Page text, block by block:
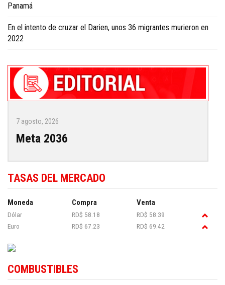
Panamá
En el intento de cruzar el Darien, unos 36 migrantes murieron en
2022
7 agosto, 2026
Meta 2036
TASAS DEL MERCADO
Moneda Compra Venta
Dólar RD$ 58.18
RD$ 58.39
Euro
RD$ 67.23 RD$ 69.42
COMBUSTIBLES